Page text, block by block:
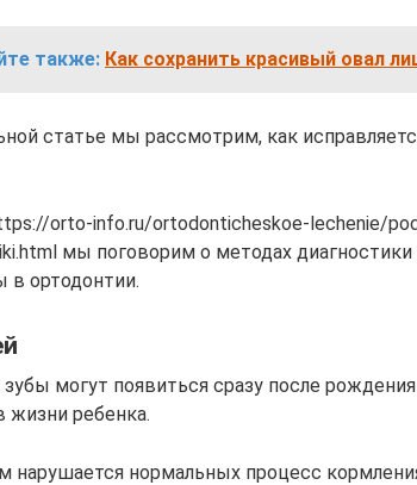
также: Как сохранить красивый овал
статье мы рассмотрим, как
orto-info.ru/ortodonticheskoe-lechenie/
мы поговорим о методах
в ортодонтии.
могут появиться сразу после
жизни ребенка.
нарушается нормальных процесс